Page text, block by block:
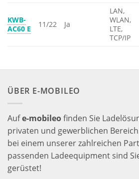
KWB-
AC60 E
11/22 Ja
LAN,
WLAN,
LTE,
TCP/IP
ÜBER E-MOBILEO
Aufe-mobileofinden Sie
privaten und gewerblichen
bei einem unserer zahlreichen
passenden Ladeequipment sind
gerüstet!